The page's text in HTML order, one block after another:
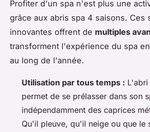
Profiter d'un spa n'est plus une
grâce aux abris spa 4 saisons. Ces
innovantes offrent de multiples
transforment l'expérience du spa
au long de l'année.
Utilisation par tous temps : L'abri
permet de se prélasser dans son
indépendamment des caprices
Qu'il pleuve, qu'il neige ou que le